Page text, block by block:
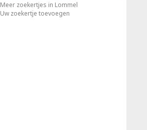
Meer zoekertjes in Lommel
Uw zoekertje toevoegen